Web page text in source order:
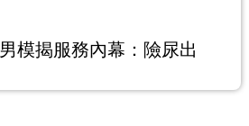
模揭服務內幕：險尿出